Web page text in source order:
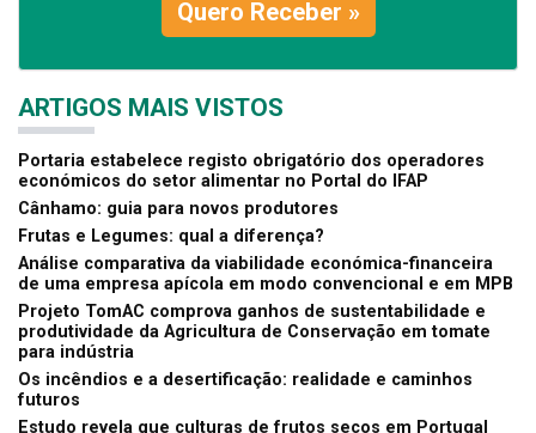
Quero Receber »
ARTIGOS MAIS VISTOS
Portaria estabelece registo obrigatório dos operadores
económicos do setor alimentar no Portal do IFAP
Cânhamo: guia para novos produtores
Frutas e Legumes: qual a diferença?
Análise comparativa da viabilidade económica-financeira
de uma empresa apícola em modo convencional e em MPB
Projeto TomAC comprova ganhos de sustentabilidade e
produtividade da Agricultura de Conservação em tomate
para indústria
Os incêndios e a desertificação: realidade e caminhos
futuros
Estudo revela que culturas de frutos secos em Portugal